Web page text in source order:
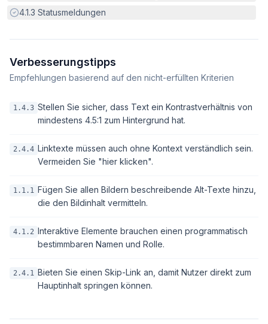
Erfüllt:
4.1.3 Statusmeldungen
Verbesserungstipps
Empfehlungen basierend auf den nicht-erfüllten Kriterien
1.4.3 Stellen Sie sicher, dass Text ein Kontrastverhältnis von
mindestens 4.5:1 zum Hintergrund hat.
2.4.4 Linktexte müssen auch ohne Kontext verständlich sein.
Vermeiden Sie "hier klicken".
1.1.1 Fügen Sie allen Bildern beschreibende Alt-Texte hinzu,
die den Bildinhalt vermitteln.
4.1.2 Interaktive Elemente brauchen einen programmatisch
bestimmbaren Namen und Rolle.
2.4.1 Bieten Sie einen Skip-Link an, damit Nutzer direkt zum
Hauptinhalt springen können.